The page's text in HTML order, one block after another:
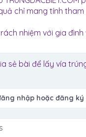
chỉ mang tính tham
nhiệm với gia đình
sẻ bài để lấy vía
nhập hoặc đăng ký